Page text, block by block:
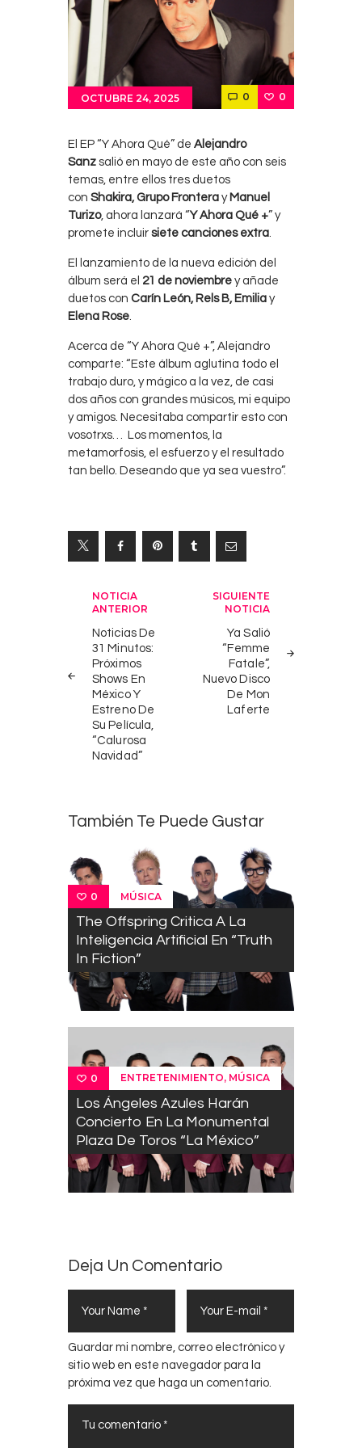
OCTUBRE 24, 2025 0 0
El EP “Y Ahora Qué” de Alejandro
Sanz salió en mayo de este año con seis
temas, entre ellos tres duetos
con Shakira, Grupo Frontera y Manuel
Turizo, ahora lanzará “Y Ahora Qué +” y
promete incluir siete canciones extra
El lanzamiento de la nueva edición del
álbum será el 21 de noviembre y añade
duetos con Carín León, Rels B, Emilia y
Elena Rose
Acerca de “Y Ahora Qué +”, Alejandro
comparte: “Este álbum aglutina todo el
trabajo duro, y mágico a la vez, de casi
dos años con grandes músicos, mi equipo
y amigos. Necesitaba compartir esto con
vosotrxs… Los momentos, la
metamorfosis, el esfuerzo y el resultado
tan bello. Deseando que ya sea vuestro”.
Navegación
entradas
NOTICIA
ANTERIOR
Noticias De
31 Minutos:
Próximos
Shows En
México Y
Estreno De
Su Película,
“Calurosa
Navidad”
SIGUIENTE
NOTICIA
Ya Salió
“Femme
Fatale”,
Nuevo Disco
De Mon
Laferte
También Te Puede Gustar
0 MÚSICA
The Offspring Critica A La
Inteligencia Artificial En “Truth
In Fiction”
0 ENTRETENIMIENTO, MÚSICA
Los Ángeles Azules Harán
Concierto En La Monumental
Plaza De Toros “La México”
Deja Un Comentario
Guardar mi nombre, correo electrónico y
sitio web en este navegador para la
próxima vez que haga un comentario.